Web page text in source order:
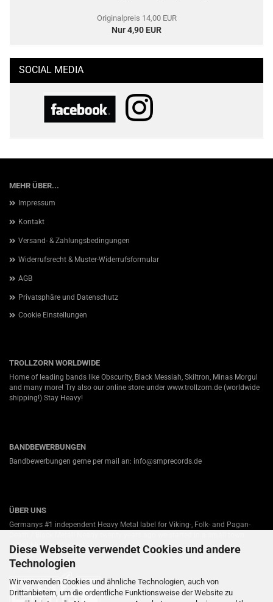
Diese Webseite verwendet Cookies und andere
Technologien
Wir verwenden Cookies und ähnliche Technologien, auch von
Drittanbietern, um die ordentliche Funktionsweise der Website zu
Originalpreis 14,00 EUR
Nur 4,90 EUR
SOCIAL MEDIA
MEHR ÜBER...
Impressum
Kontakt
Versand- & Zahlungsbedingungen
Widerrufsrecht & Muster-Widerrufsformular
AGB
Privatsphäre und Datenschutz
Cookie Einstellungen
TROLLZORN WORLDWIDE
Home of leading bands like Obscurity, Black Messiah, Skiltron, Minas Morgul
and many more! Try also our online store under www.trollzorn.de (worldwide
shipping!) Stay Heavy!
BANDBEWERBUNGEN
Bandbewerbungen gerne per mail an: info@smprecords.de
ÜBER UNS
Germanys #1 independent Heavy Metal label for Viking-, Folk- and Pagan-
called Minden (Westfalia).
Unsere Partner: